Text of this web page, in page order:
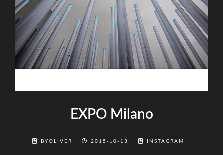
EXPO Milano
BYOLIVER 2015-10-13 INSTAGRAM